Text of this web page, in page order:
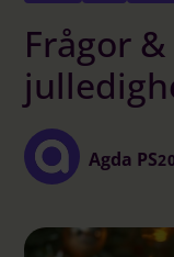
Branscher och
Löneoutsourcing
Inspiration
Om oss
Frågor
Agda PS